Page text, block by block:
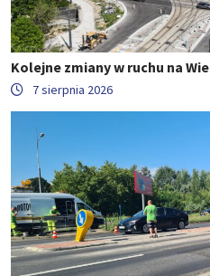
Kolejne zmiany w ruchu na
7 sierpnia 2026